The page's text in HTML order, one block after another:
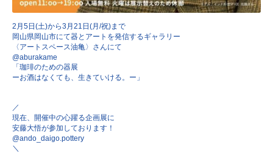
2月5日(土)から3月21日(月/祝)まで
岡山県岡山市にて器とアートを発信するギャラリー
〈アートスペース油亀〉さんにて
@aburakame
「珈琲のための器展
ーお酒はなくても、生きていける。ー」
／
現在、開催中の心躍る企画展に
安藤大悟が参加しております！
@ando_daigo.pottery
＼